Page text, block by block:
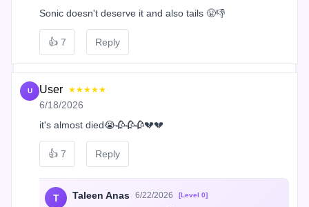
Sonic doesn't deserve it and also tails 😤👎
👍 7 Reply
U User ★★★★★
6/18/2026
it's almost died😭🥀🥀🥀💔💔
👍 7 Reply
T Taleen Anas 6/22/2026 [Level 0]